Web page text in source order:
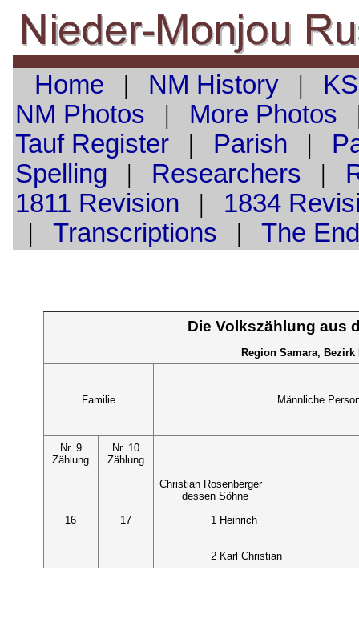
Home | NM History|
NM Photos | More Photos
TaufRegister| Parish |
Spelling | Researchers |
1811 Revision | 1834
| Transcriptions | The End
Die Volkszählung aus
Region Samara,
Familie Männliche
Nr. 9
Zählung
Nr. 10
Zählung
16 17
Christian Rosenberger
dessen Söhne
1 Heinrich
2 Karl Christian